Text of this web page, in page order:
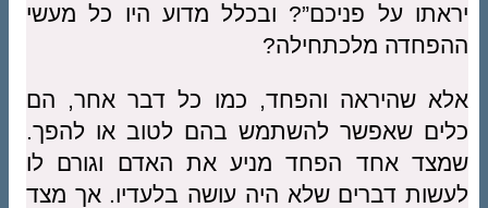
יראתו על פניכם”? ובכלל מדוע היו כל מעשי
ההפחדה מלכתחילה?
אלא שהיראה והפחד, כמו כל דבר אחר, הם
כלים שאפשר להשתמש בהם לטוב או להפך.
שמצד אחד הפחד מניע את האדם וגורם לו
לעשות דברים שלא היה עושה בלעדיו. אך מצד